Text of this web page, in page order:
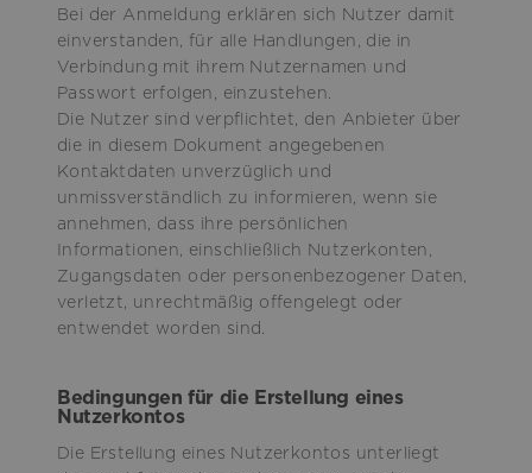
Bei der Anmeldung erklären sich Nutzer damit
einverstanden, für alle Handlungen, die in
Verbindung mit ihrem Nutzernamen und
Passwort erfolgen, einzustehen.
Die Nutzer sind verpflichtet, den Anbieter über
die in diesem Dokument angegebenen
Kontaktdaten unverzüglich und
unmissverständlich zu informieren, wenn sie
annehmen, dass ihre persönlichen
Informationen, einschließlich Nutzerkonten,
Zugangsdaten oder personenbezogener Daten,
verletzt, unrechtmäßig offengelegt oder
entwendet worden sind.
Bedingungen für die Erstellung eines
Nutzerkontos
Die Erstellung eines Nutzerkontos unterliegt